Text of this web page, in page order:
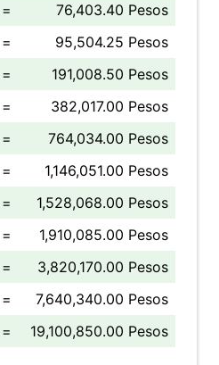
=
76,403.40 Pesos
=
95,504.25 Pesos
=
191,008.50 Pesos
=
382,017.00 Pesos
=
764,034.00 Pesos
=
1,146,051.00 Pesos
=
1,528,068.00 Pesos
=
1,910,085.00 Pesos
=
3,820,170.00 Pesos
=
7,640,340.00 Pesos
= 19,100,850.00 Pesos